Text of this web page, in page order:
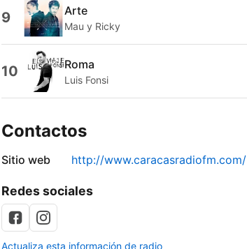
9 Arte
Mau y Ricky
10 Roma
Luis Fonsi
Contactos
Sitio web http://www.caracasradiofm.com/
Redes sociales
Actualiza esta información de radio